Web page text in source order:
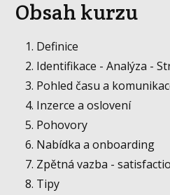
Obsah kurzu
Definice
Identifikace - Analýza -
Pohled času a
Inzerce a oslovení
Pohovory
Nabídka a onboarding
Zpětná vazba -
Tipy